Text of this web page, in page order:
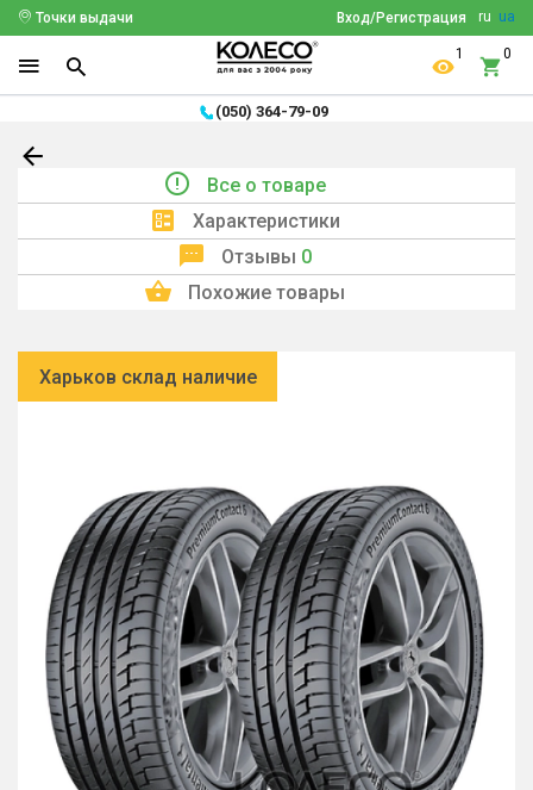
ru ua
Вход/Регистрация
Точки выдачи
1 0
(050) 364-79-09
Все о товаре
Характеристики
Отзывы 0
Похожие товары
Харьков склад наличие